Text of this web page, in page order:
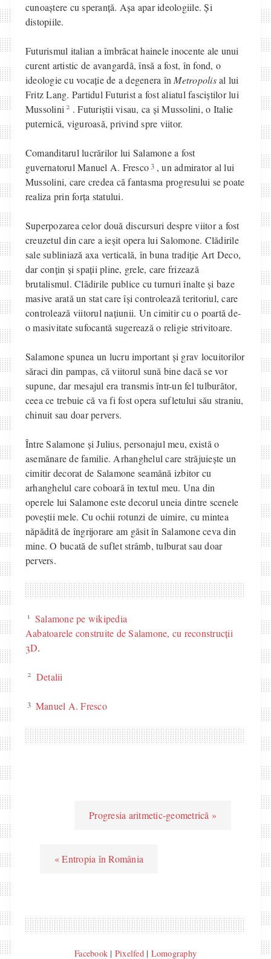
cunoaștere cu speranță. Așa apar ideologiile. Și
distopiile.
Futurismul italian a îmbrăcat hainele inocente ale unui
curent artistic de avangardă, însă a fost, în fond, o
ideologie cu vocație de a degenera înMetropolisal lui
Fritz Lang. Partidul Futurist a fost aliatul fasciștilor lui
Mussolini2 . Futuriștii visau, ca și Mussolini, o Italie
puternică, viguroasă, privind spre viitor.
Comanditarul lucrărilor lui Salamone a fost
guvernatorul Manuel A. Fresco3 , un admirator al lui
Mussolini, care credea că fantasma progresului se poate
realiza prin forța statului.
Superpozarea celor două discursuri despre viitor a fost
creuzetul din care a ieșit opera lui Salomone. Clădirile
sale subliniază axa verticală, în buna tradiție Art Deco,
dar conțin și spații pline, grele, care frizează
brutalismul. Clădirile publice cu turnuri înalte și baze
masive arată un stat care își controlează teritoriul, care
controlează viitorul națiunii. Un cimitir cu o poartă de-
o masivitate sufocantă sugerează o religie strivitoare.
Salamone spunea un lucru important și grav locuitorilor
săraci din pampas, că viitorul sună bine dacă se vor
supune, dar mesajul era transmis într-un fel tulburător,
ceea ce trebuie că va fi fost opera sufletului său straniu,
chinuit sau doar pervers.
Între Salamone și Julius, personajul meu, există o
asemănare de familie. Arhanghelul care străjuiește un
cimitir decorat de Salamone seamănă izbitor cu
arhanghelul care coboară în textul meu. Una din
operele lui Salamone este decorul uneia dintre scenele
poveștii mele. Cu ochii rotunzi de uimire, cu mintea
năpădită de îngrijorare am găsit în Salamone ceva din
mine. O bucată de suflet strâmb, tulburat sau doar
pervers.
1 Salamone pe wikipedia
Aabatoarele construite de Salamone, cu reconstrucții
3D.
2 Detalii
3 Manuel A. Fresco
Progresia aritmetic-geometrică »
« Entropia în România
Facebook | Pixelfed| Lomography